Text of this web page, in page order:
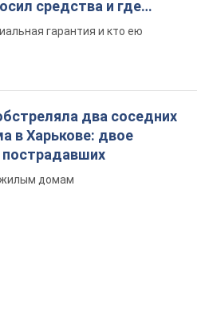
средства и где
гарантия и кто ею
два соседних
в Харькове: двое
пострадавших
жилым домам